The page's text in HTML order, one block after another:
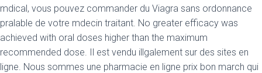
mdical, vous pouvez commander du Viagra sans ordonnance
pralable de votre mdecin traitant. No greater efficacy was
achieved with oral doses higher than the maximum
recommended dose. Il est vendu illgalement sur des sites en
ligne. Nous sommes une pharmacie en ligne prix bon march qui